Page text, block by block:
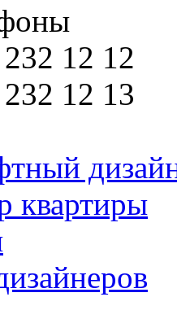
12 12
12 13
квартиры